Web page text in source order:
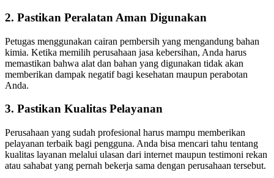
2. Pastikan Peralatan Aman Digunakan
Petugas menggunakan cairan pembersih yang mengandung bahan
kimia. Ketika memilih perusahaan jasa kebersihan, Anda harus
memastikan bahwa alat dan bahan yang digunakan tidak akan
memberikan dampak negatif bagi kesehatan maupun perabotan
Anda.
3. Pastikan Kualitas Pelayanan
Perusahaan yang sudah profesional harus mampu memberikan
pelayanan terbaik bagi pengguna. Anda bisa mencari tahu tentang
kualitas layanan melalui ulasan dari internet maupun testimoni rekan
atau sahabat yang pernah bekerja sama dengan perusahaan tersebut.